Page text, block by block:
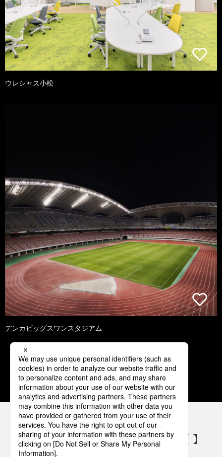
ウレシャス小松
デンカビッグスワンスタジアム
1 2 3 4 5
パナソニックの電気設備 SNSアカウント